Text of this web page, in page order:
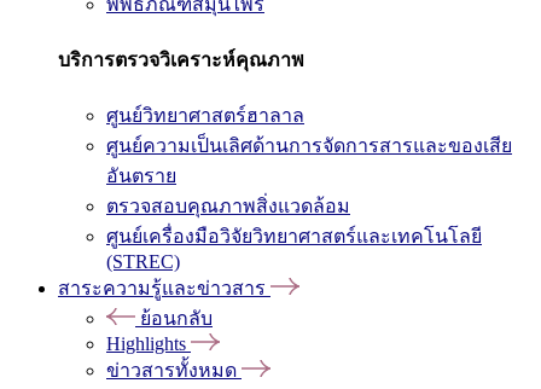
บริการตรวจวิเคราะห์คุณภาพ
ศูนย์วิทยาศาสตร์ฮาลาล
ศูนย์ความเป็นเลิศด้านการจัดการสารและของเสีย
อันตราย
ตรวจสอบคุณภาพสิ่งแวดล้อม
ศูนย์เครื่องมือวิจัยวิทยาศาสตร์และเทคโนโลยี
(STREC)
สาระความรู้และข่าวสาร
ย้อนกลับ
Highlights
ข่าวสารทั้งหมด